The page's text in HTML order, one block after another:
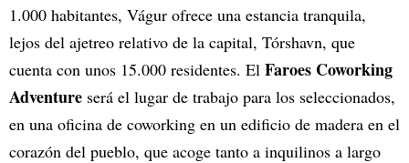
1.000 habitantes, Vágur ofrece una estancia tranquila,
lejos del ajetreo relativo de la capital, Tórshavn, que
cuenta con unos 15.000 residentes. El Faroes Coworking
Adventure será el lugar de trabajo para los seleccionados,
en una oficina de coworking en un edificio de madera en el
corazón del pueblo, que acoge tanto a inquilinos a largo